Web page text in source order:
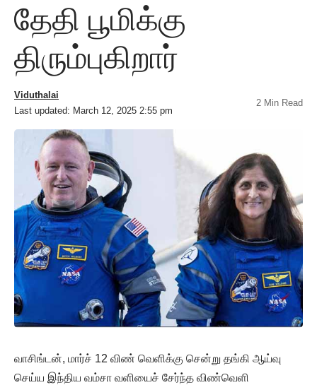
தேதி பூமிக்கு
திரும்புகிறார்
Last updated: March 12, 2025 2:55 pm
Viduthalai
2 Min Read
வாசிங்டன், மார்ச் 12 விண் வெளிக்கு சென்று தங்கி ஆய்வு
செய்ய இந்திய வம்சா வளியைச் சேர்ந்த விண்வெளி